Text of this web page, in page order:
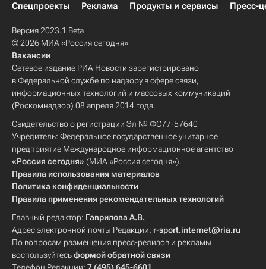
Спецпроекты
Реклама Продукты и сервисы Пресс-
Версия 2023.1 Beta
© 2026 МИА «Россия сегодня»
Вакансии
Сетевое издание РИА Новости зарегистрировано
в Федеральной службе по надзору в сфере связи,
информационных технологий и массовых коммуникаций
(Роскомнадзор) 08 апреля 2014 года.
Свидетельство о регистрации Эл № ФС77-57640
Учредитель: Федеральное государственное унитарное
предприятие Международное информационное агентство
«Россия сегодня» (МИА «Россия сегодня»).
Правила использования материалов
Политика конфиденциальности
Правила применения рекомендательных технологий
Главный редактор: Гаврилова А.В.
Адрес электронной почты Редакции: r-sport.internet@ria.ru
По вопросам размещения пресс-релизов и рекламы
воспользуйтесьформой обратной связи